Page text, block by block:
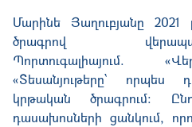
Մարինե Յաղուբյանը 2021
ծրագրով
Պորտուգալիայում.
«Տեսանյութերը՝ որպես
կրթական ծրագրում:
դասախոսների ցանկում,